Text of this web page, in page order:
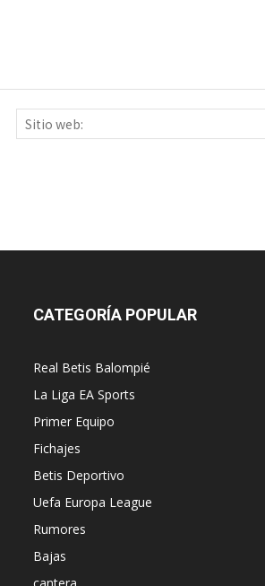
Correo
CATEGORÍA POPULAR
Real Betis Balompié
La Liga EA Sports
Primer Equipo
Fichajes
Betis Deportivo
Uefa Europa League
Rumores
Bajas